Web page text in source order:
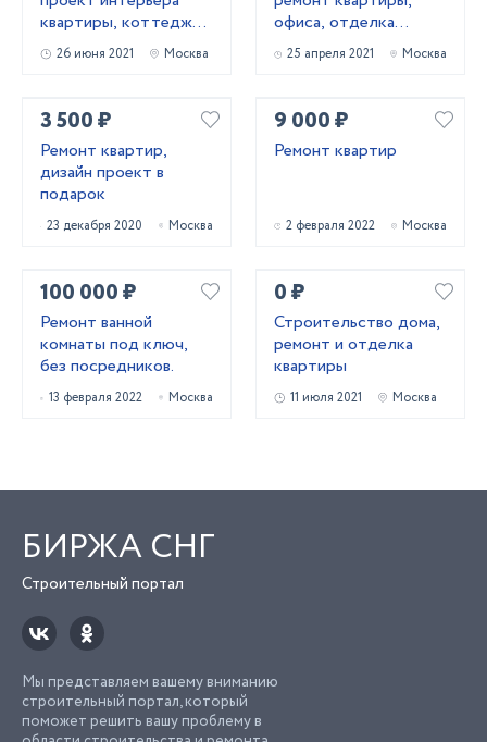
квартиры, коттеджа,
офиса.
26 июня 2021 Москва
офиса, отделка
коттеджа
25 апреля 2021 Москва
3 500 ₽
Ремонт квартир,
дизайн проект в
подарок
23 декабря 2020 Москва
9 000 ₽
Ремонт квартир
2 февраля 2022 Москва
100 000 ₽
Ремонт ванной
комнаты под ключ,
без посредников.
13 февраля 2022 Москва
0 ₽
Строительство дома,
ремонт и отделка
квартиры
11 июля 2021 Москва
БИРЖА СНГ
Строительный портал
Мы представляем вашему вниманию
строительный портал, который
поможет решить вашу проблему в